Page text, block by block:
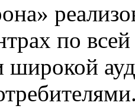
по
широкой